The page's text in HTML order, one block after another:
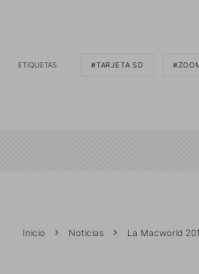
ETIQUETAS TARJETA SD
Inicio Noticias La Macworld